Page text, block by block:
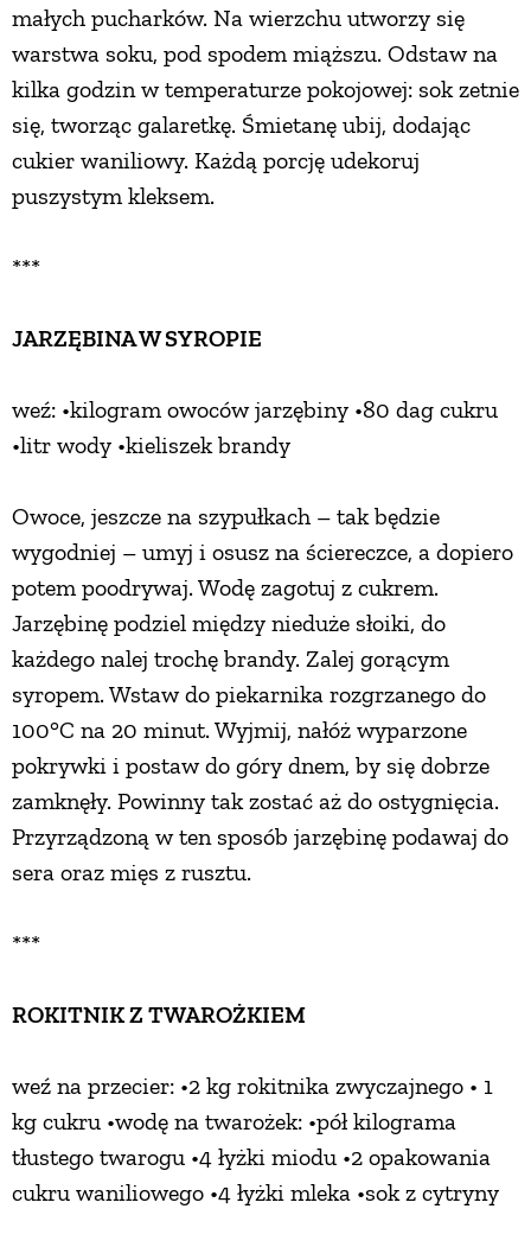
małych pucharków. Na wierzchu utworzy się
warstwa soku, pod spodem miąższu. Odstaw na
kilka godzin w temperaturze pokojowej: sok zetnie
się, tworząc galaretkę. Śmietanę ubij, dodając
cukier waniliowy. Każdą porcję udekoruj
puszystym kleksem.
***
JARZĘBINA W SYROPIE
weź: •kilogram owoców jarzębiny •80 dag cukru
•litr wody •kieliszek brandy
Owoce, jeszcze na szypułkach – tak będzie
wygodniej – umyj i osusz na ściereczce, a dopiero
potem poodrywaj. Wodę zagotuj z cukrem.
Jarzębinę podziel między nieduże słoiki, do
każdego nalej trochę brandy. Zalej gorącym
syropem. Wstaw do piekarnika rozgrzanego do
100°C na 20 minut. Wyjmij, nałóż wyparzone
pokrywki i postaw do góry dnem, by się dobrze
zamknęły. Powinny tak zostać aż do ostygnięcia.
Przyrządzoną w ten sposób jarzębinę podawaj do
sera oraz mięs z rusztu.
***
ROKITNIK Z TWAROŻKIEM
weź na przecier: •2 kg rokitnika zwyczajnego • 1
kg cukru •wodę na twarożek: •pół kilograma
tłustego twarogu •4 łyżki miodu •2 opakowania
cukru waniliowego •4 łyżki mleka •sok z cytryny
PRZYSTAWKI
ZUPY
DANIA GŁÓWNE
PRZETWORY
INNE